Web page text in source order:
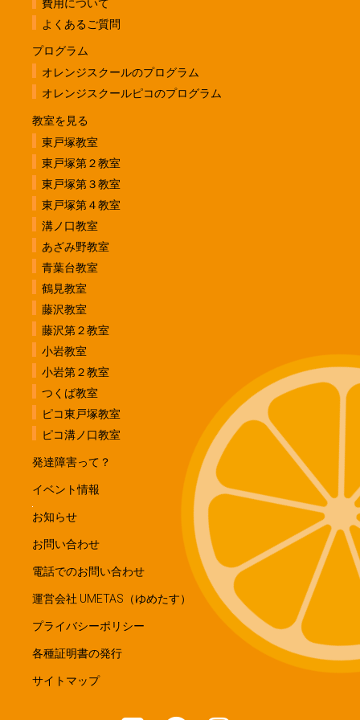
費用について
よくあるご質問
プログラム
オレンジスクールのプログラム
オレンジスクールピコのプログラム
教室を見る
東戸塚教室
東戸塚第２教室
東戸塚第３教室
東戸塚第４教室
溝ノ口教室
あざみ野教室
青葉台教室
鶴見教室
藤沢教室
藤沢第２教室
小岩教室
小岩第２教室
つくば教室
ピコ東戸塚教室
ピコ溝ノ口教室
発達障害って？
イベント情報
お知らせ
お問い合わせ
電話でのお問い合わせ
運営会社 UMETAS（ゆめたす）
プライバシーポリシー
各種証明書の発行
サイトマップ